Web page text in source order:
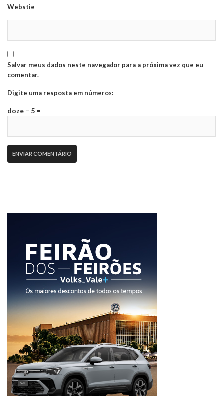
Webstie
Salvar meus dados neste navegador para a próxima vez que eu
comentar.
Digite uma resposta em números:
doze − 5 =